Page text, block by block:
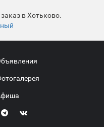
в Хотьково.